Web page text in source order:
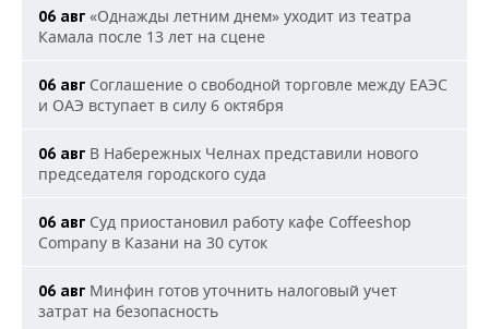
06 авг «Однажды летним днем» уходит из театра
Камала после 13 лет на сцене
06 авг Соглашение о свободной торговле между ЕАЭС
и ОАЭ вступает в силу 6 октября
06 авг В Набережных Челнах представили нового
председателя городского суда
06 авг Суд приостановил работу кафе Coffeeshop
Company в Казани на 30 суток
06 авг Минфин готов уточнить налоговый учет
затрат на безопасность